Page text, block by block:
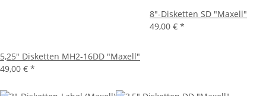
5,25" Disketten MH2-16DD "Maxell"
49,00 € *
8"-Disketten SD "Maxell"
49,00 € *